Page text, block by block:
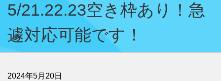
5/21.22.23空き枠あり！急
遽対応可能です！
2024年5月20日